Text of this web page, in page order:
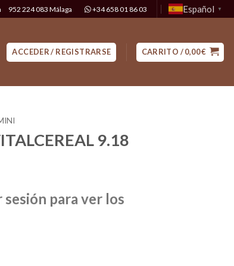
952 224 083 Málaga +34 658 01 86 03 Español ▼
ACCEDER / REGISTRARSE CARRITO /0,00€
9.18
para ver los